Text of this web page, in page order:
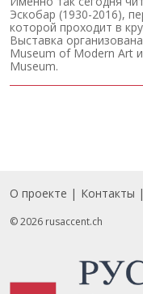
Эскобар (1930-2016),
которой проходит в
Выставка
Museum of Modern Art
Museum.
Footer
О проекте Контакты
© 2026 rusaccent.ch